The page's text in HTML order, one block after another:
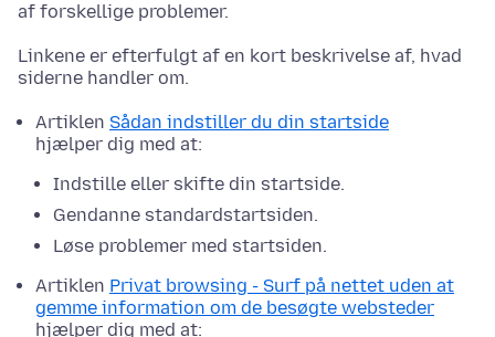
af forskellige problemer.
Linkene er efterfulgt af en kort beskrivelse af, hvad
siderne handler om.
Artiklen Sådan indstiller du din startside
hjælper dig med at:
Indstille eller skifte din startside.
Gendanne standardstartsiden.
Løse problemer med startsiden.
Artiklen Privat browsing - Surf på nettet uden at
gemme information om de besøgte websteder
hjælper dig med at: